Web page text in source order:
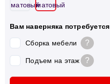
Вам наверняка потребуется
Сборка мебели ?
Подъем на этаж ?